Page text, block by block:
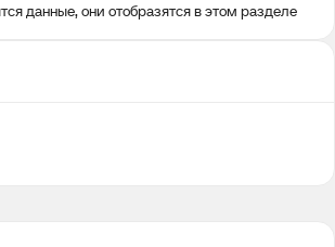
данные, они отобразятся в этом разделе